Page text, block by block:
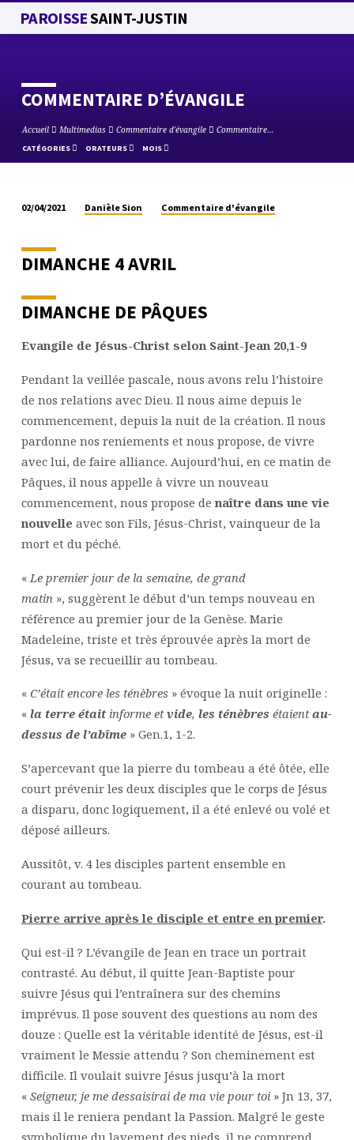
PAROISSESAINT-JUSTIN
COMMENTAIRE D’ÉVANGILE
Accueil Multimedias Commentaire d'évangile Commentaire…
CATÉGORIES ORATEURS MOIS
D’ÉVANGILE
02/04/2021 Danièle Sion Commentaire d'évangile
DIMANCHE 4 AVRIL
DIMANCHE DE PÂQUES
Evangile de Jésus-Christ selon Saint-Jean 20,1-9
Pendant la veillée pascale, nous avons relu l’histoire
de nos relations avec Dieu. Il nous aime depuis le
commencement, depuis la nuit de la création. Il nous
pardonne nos reniements et nous propose, de vivre
avec lui, de faire alliance. Aujourd’hui, en ce matin de
Pâques, il nous appelle à vivre un nouveau
commencement, nous propose de naître dans une vie
nouvelle avec son Fils, Jésus-Christ, vainqueur de la
mort et du péché.
« Le premier jour de la semaine, de grand
matin », suggèrent le début d’un temps nouveau en
référence au premier jour de la Genèse. Marie
Madeleine, triste et très éprouvée après la mort de
Jésus, va se recueillir au tombeau.
« C’était encore les ténèbres» évoque la nuit originelle :
« la terre étaitinforme etvide, les ténèbres étaientau-
dessus de l’abîme» Gen.1, 1-2.
S’apercevant que la pierre du tombeau a été ôtée, elle
court prévenir les deux disciples que le corps de Jésus
a disparu, donc logiquement, il a été enlevé ou volé et
déposé ailleurs.
Aussitôt, v. 4 les disciples partent ensemble en
courant au tombeau.
Pierre arrive après le disciple et entre en premier.
Qui est-il ? L’évangile de Jean en trace un portrait
contrasté. Au début, il quitte Jean-Baptiste pour
suivre Jésus qui l’entraînera sur des chemins
imprévus. Il pose souvent des questions au nom des
douze : Quelle est la véritable identité de Jésus, est-il
vraiment le Messie attendu ? Son cheminement est
difficile. Il voulait suivre Jésus jusqu’à la mort
« Seigneur, je me dessaisirai de ma vie pour toi» Jn 13, 37,
mais il le reniera pendant la Passion. Malgré le geste
symbolique du lavement des pieds, il ne comprend